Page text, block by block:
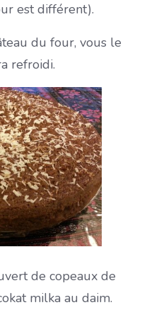
est différent).
du four, vous le
refroidi.
de copeaux de
milka au daim.